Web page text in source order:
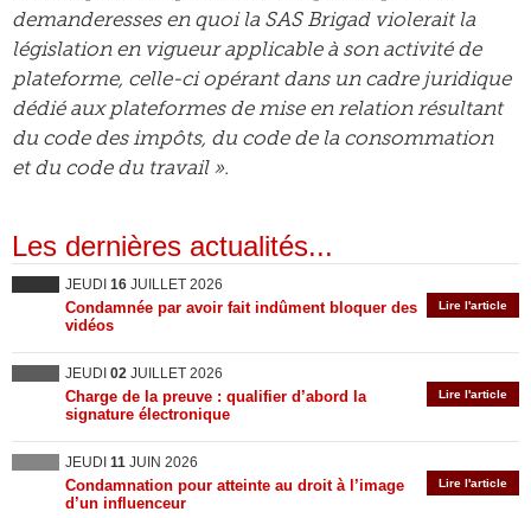
demanderesses en quoi la SAS Brigad violerait la
législation en vigueur applicable à son activité de
plateforme, celle-ci opérant dans un cadre juridique
dédié aux plateformes de mise en relation résultant
du code des impôts, du code de la consommation
et du code du travail ».
Les dernières actualités...
JEUDI 16 JUILLET 2026
Lire l'article
Condamnée par avoir fait indûment bloquer des
vidéos
JEUDI 02 JUILLET 2026
Lire l'article
Charge de la preuve : qualifier d’abord la
signature électronique
JEUDI 11 JUIN 2026
Lire l'article
Condamnation pour atteinte au droit à l’image
d’un influenceur